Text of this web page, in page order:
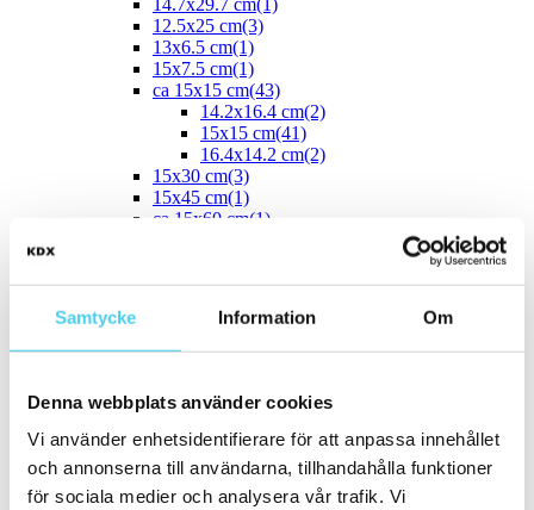
Samtycke Information Om
Denna webbplats använder cookies
Vi använder enhetsidentifierare för att anpassa innehållet
och annonserna till användarna, tillhandahålla funktioner
för sociala medier och analysera vår trafik. Vi
14.7x29.7 cm(1)
12.5x25 cm(3)
13x6.5 cm(1)
15x7.5 cm(1)
ca 15x15 cm(43)
14.2x16.4 cm(2)
15x15 cm(41)
16.4x14.2 cm(2)
15x30 cm(3)
15x45 cm(1)
ca 15x60 cm(1)
20x17.5 cm
20x20 cm(22)
20x5 cm(2)
20x30 cm(1)
20x40 cm(1)
20x58 cm(1)
20x60 cm(1)